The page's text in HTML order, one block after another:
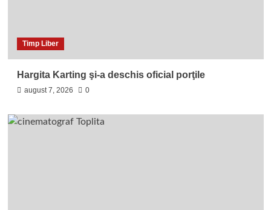
Timp Liber
Hargita Karting şi-a deschis oficial porţile
august 7, 2026 0